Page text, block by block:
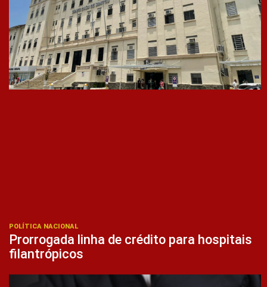
POLÍTICA NACIONAL
Prorrogada linha de crédito para hospitais
filantrópicos